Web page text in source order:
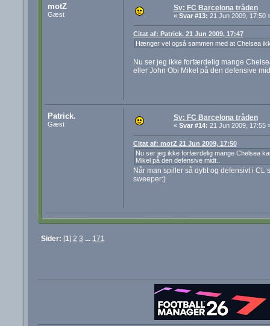
motZ
Gæst
Sv: FC Barcelona tråden
« Svar #13: 21 Jun 2009, 17:50
Citat af: Patrick. 21 Jun 2009, 17:47
Hænger vel også sammen med at Chelsea
Nu ser jeg ikke forfærdelig mange
eller John Obi Mikel på den defensive
Patrick.
Gæst
Sv: FC Barcelona tråden
« Svar #14: 21 Jun 2009, 17:55
Citat af: motZ 21 Jun 2009, 17:50
Nu ser jeg ikke forfærdelig mange Chelsea
Mikel på den defensive midt..
Når man spiller så dybt og defensivt i
sweeper:)
Sider: [1] 2 3 ... 171